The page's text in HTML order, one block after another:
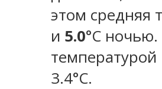
этом средняя
и 5.0°C
температурой
3.4°С.